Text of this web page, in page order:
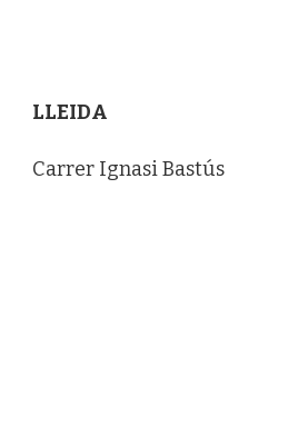
LLEIDA
Carrer Ignasi Bastús